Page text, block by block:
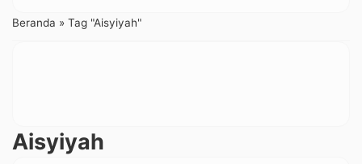
Beranda » Tag "Aisyiyah"
Aisyiyah